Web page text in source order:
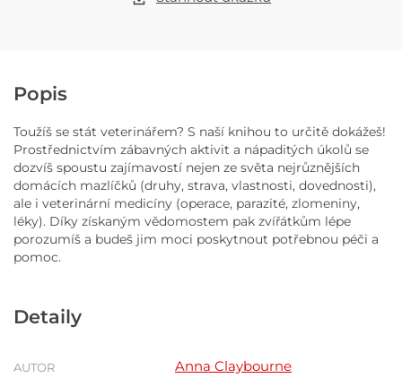
Popis
Toužíš se stát veterinářem? S naší knihou to určitě dokážeš!
Prostřednictvím zábavných aktivit a nápaditých úkolů se
dozvíš spoustu zajímavostí nejen ze světa nejrůznějších
domácích mazlíčků (druhy, strava, vlastnosti, dovednosti),
ale i veterinární medicíny (operace, parazité, zlomeniny,
léky). Díky získaným vědomostem pak zvířátkům lépe
porozumíš a budeš jim moci poskytnout potřebnou péči a
pomoc.
Detaily
AUTOR Anna Claybourne